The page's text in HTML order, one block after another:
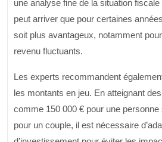
une analyse fine de la situation
peut arriver que pour certaines
soit plus avantageux, notamment
revenu fluctuants.
Les experts recommandent
les montants en jeu. En atteignant
comme 150 000 € pour une personne
pour un couple, il est nécessaire